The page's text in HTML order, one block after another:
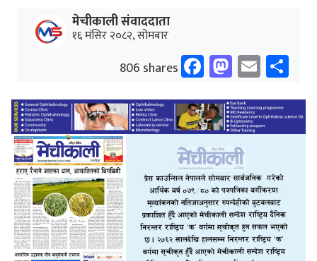
मेचीकाली संवाददाता
१६ मंसिर २०८२, सोमबार
806 shares Facebook
Email